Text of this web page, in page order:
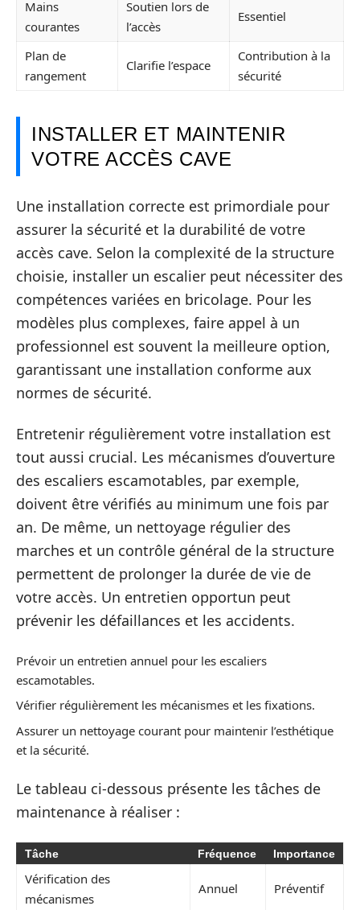
Mains
courantes
Soutien lors de
l’accès
Essentiel
Plan de
rangement
Clarifie l’espace
Contribution à la
sécurité
INSTALLER ET MAINTENIR
VOTRE ACCÈS CAVE
Une installation correcte est primordiale pour
assurer la sécurité et la durabilité de votre
accès cave. Selon la complexité de la structure
choisie, installer un escalier peut nécessiter des
compétences variées en bricolage. Pour les
modèles plus complexes, faire appel à un
professionnel est souvent la meilleure option,
garantissant une installation conforme aux
normes de sécurité.
Entretenir régulièrement votre installation est
tout aussi crucial. Les mécanismes d’ouverture
des escaliers escamotables, par exemple,
doivent être vérifiés au minimum une fois par
an. De même, un nettoyage régulier des
marches et un contrôle général de la structure
permettent de prolonger la durée de vie de
votre accès. Un entretien opportun peut
prévenir les défaillances et les accidents.
Prévoir un entretien annuel pour les escaliers
escamotables.
Vérifier régulièrement les mécanismes et les fixations.
Assurer un nettoyage courant pour maintenir l’esthétique
et la sécurité.
Le tableau ci-dessous présente les tâches de
maintenance à réaliser :
Tâche Fréquence Importance
Vérification des
mécanismes
Annuel Préventif